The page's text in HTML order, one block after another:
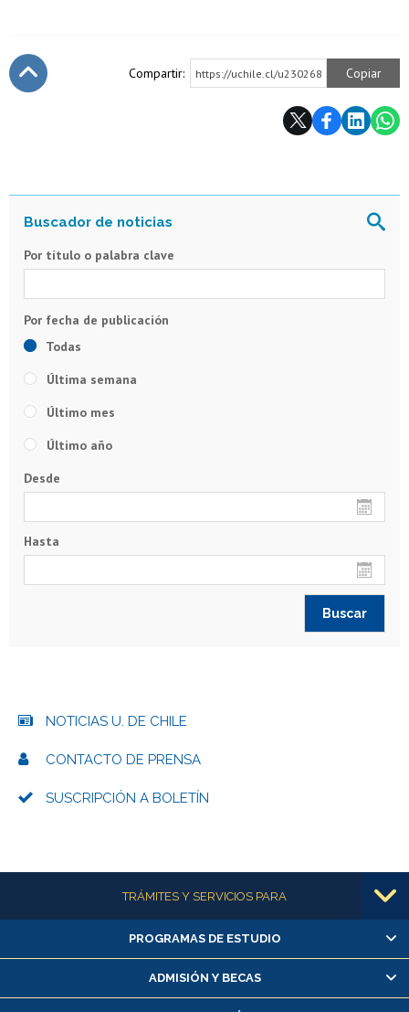
Compartir: https://uchile.cl/u230268 Copiar
Por título o palabra clave
Todas
Última semana
Último mes
Último año
Desde
Hasta
NOTICIAS U. DE CHILE
CONTACTO DE PRENSA
SUSCRIPCIÓN A BOLETÍN
Más informaciónTRÁMITES Y SERVICIOS PARA
Alumnas/os y exalumnas/os
Matrícula en línea
Inscripción y cambio de asignaturas
PROGRAMAS DE ESTUDIO
ADMISIÓN Y BECAS